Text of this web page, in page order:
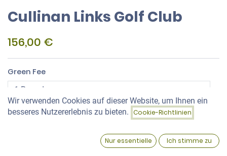
Price:
Add to Cart
Wishlist Account
Cullinan Links Golf Club
156,00 €
Green Fee
Green Fee Date Range
Wir verwenden Cookies auf dieser Website, um Ihnen ein
besseres Nutzererlebnis zu bieten. Cookie-Richtlinien
Nur essentielle Ich stimme zu